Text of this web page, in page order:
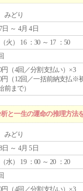
どり
日 ～ 4月 4日
火 ） 16 ：30 ～ 17 ：50
円（4回／分割支払い）×3
円（12回／一括前納支払※
前まで）
と一生の運命の推理方法
どり
日 ～ 4月 5日
水） 19 ：00 ～ 20 ：20
円（4回／分割支払い）×3